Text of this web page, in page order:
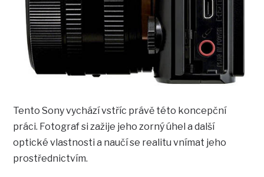
Tento Sony vychází vstříc právě této koncepční
práci. Fotograf si zažije jeho zorný úhel a další
optické vlastnosti a naučí se realitu vnímat jeho
prostřednictvím.